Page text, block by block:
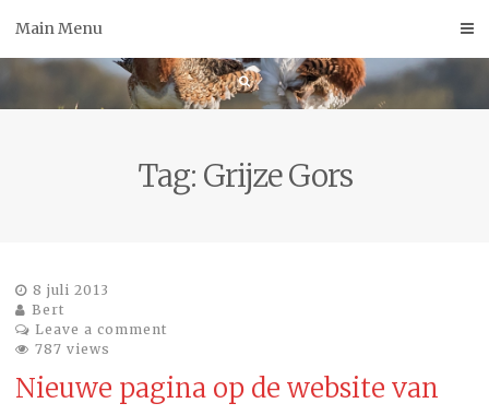
Main Menu
Tag: Grijze Gors
8 juli 2013
Bert
Leave a comment
787 views
Nieuwe pagina op de website van